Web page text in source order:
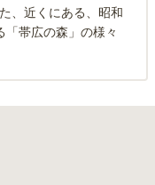
、近くにある、昭和
帯広の森」の様々